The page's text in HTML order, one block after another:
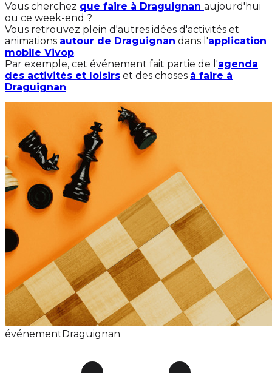
Vous cherchez que faire à Draguignan aujourd'hui
ou ce week-end ?
Vous retrouvez plein d'autres idées d'activités et
animations autour de Draguignan dans l'application
mobile Vivop.
Par exemple, cet événement fait partie de l'agenda
des activités et loisirs et des choses à faire à
Draguignan.
événementDraguignan